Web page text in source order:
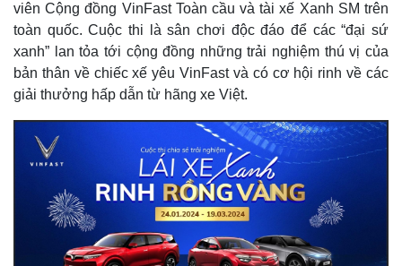
viên Cộng đồng VinFast Toàn cầu và tài xế Xanh SM trên
toàn quốc. Cuộc thi là sân chơi độc đáo để các “đại sứ
xanh” lan tỏa tới cộng đồng những trải nghiệm thú vị của
bản thân về chiếc xế yêu VinFast và có cơ hội rinh về các
giải thưởng hấp dẫn từ hãng xe Việt.